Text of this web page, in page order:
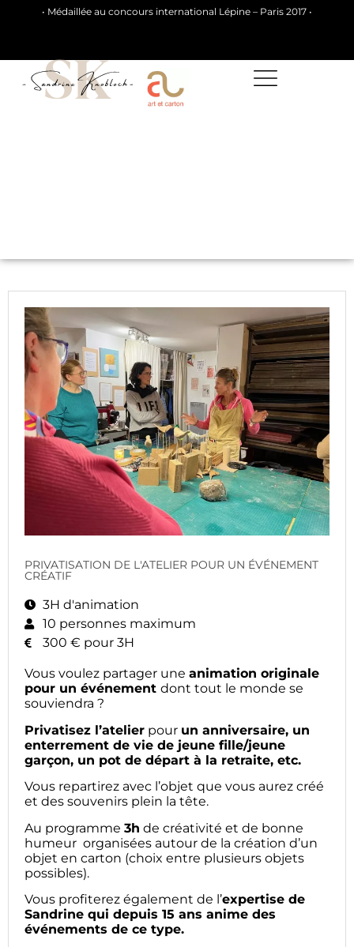
• Médaillée au concours international Lépine – Paris 2017 •
PRIVATISATION DE L'ATELIER POUR UN ÉVÉNEMENT
CRÉATIF
3H d'animation
10 personnes maximum
300 € pour 3H
Vous voulez partager une animation originale
pour un événement dont tout le monde se
souviendra ?
Privatisez l’atelier pour un anniversaire, un
enterrement de vie de jeune fille/jeune
garçon, un pot de départ à la retraite, etc.
Vous repartirez avec l’objet que vous aurez créé
et des souvenirs plein la tête.
Au programme 3h de créativité et de bonne
humeur organisées autour de la création d’un
objet en carton (choix entre plusieurs objets
possibles).
Vous profiterez également de l’expertise de
Sandrine qui depuis 15 ans anime des
événements de ce type.